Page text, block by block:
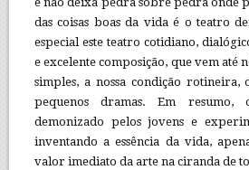
das coisas boas da vida é o teatro
especial este teatro cotidiano,
e excelente composição, que vem até
simples, a nossa condição rotineira,
pequenos dramas. Em resumo,
demonizado pelos jovens e
inventando a essência da vida,
valor imediato da arte na ciranda de